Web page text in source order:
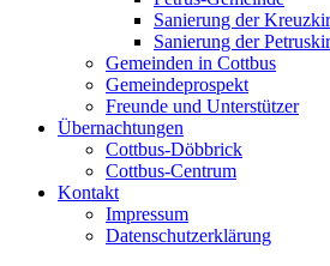
Sanierung der
Sanierung der
Gemeinden in Cottbus
Gemeindeprospekt
Freunde und Unterstützer
Übernachtungen
Cottbus-Döbbrick
Cottbus-Centrum
Kontakt
Impressum
Datenschutzerklärung